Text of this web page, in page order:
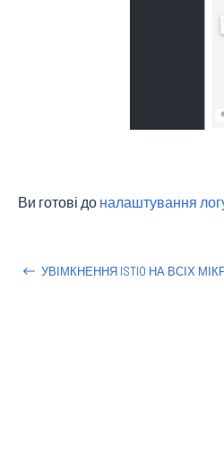
Ви готові до налаштування
УВІМКНЕННЯ ISTIO НА ВСІХ